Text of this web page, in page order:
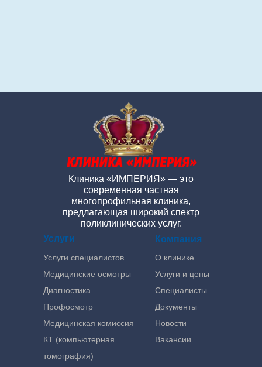
Компания
О клинике
Услуги и цены
Специалисты
Документы
Новости
Вакансии
Услуги
Услуги специалистов
Медицинские осмотры
Диагностика
Профосмотр
Медицинская комиссия
КТ (компьютерная
томография)
Клиника «ИМПЕРИЯ» — это
современная частная
многопрофильная клиника,
предлагающая широкий спектр
поликлинических услуг.